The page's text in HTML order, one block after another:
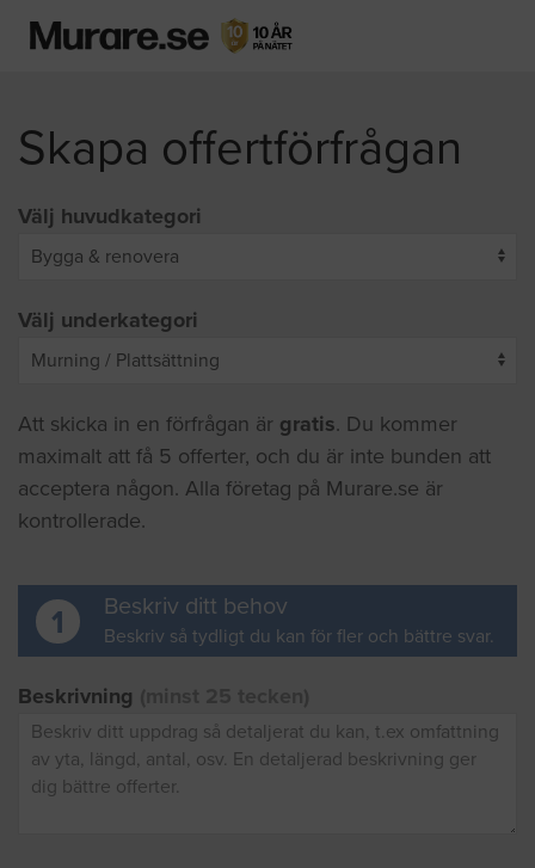
Skapa offertförfrågan
Välj huvudkategori
Välj underkategori
Att skicka in en förfrågan är gratis. Du kommer
maximalt att få 5 offerter, och du är inte bunden att
acceptera någon. Alla företag på Murare.se är
kontrollerade.
1 Beskriv ditt behov
Beskriv så tydligt du kan för fler och bättre svar.
Beskrivning